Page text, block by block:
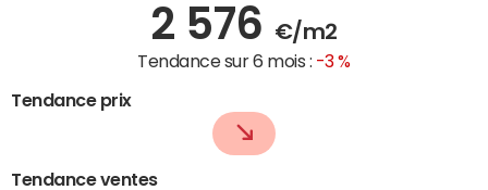
2 576 €/m2
Tendance sur 6 mois : -3 %
Tendance prix
Tendance ventes